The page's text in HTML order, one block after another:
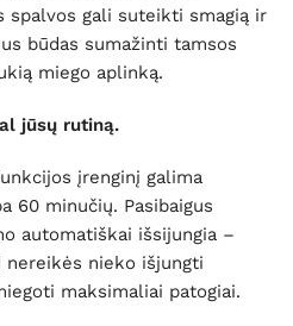
spalvos gali suteikti smagią ir
būdas sumažinti tamsos
miego aplinką.
jūsų rutiną.
įrenginį galima
60 minučių. Pasibaigus
automatiškai išsijungia –
nieko išjungti
maksimaliai patogiai.